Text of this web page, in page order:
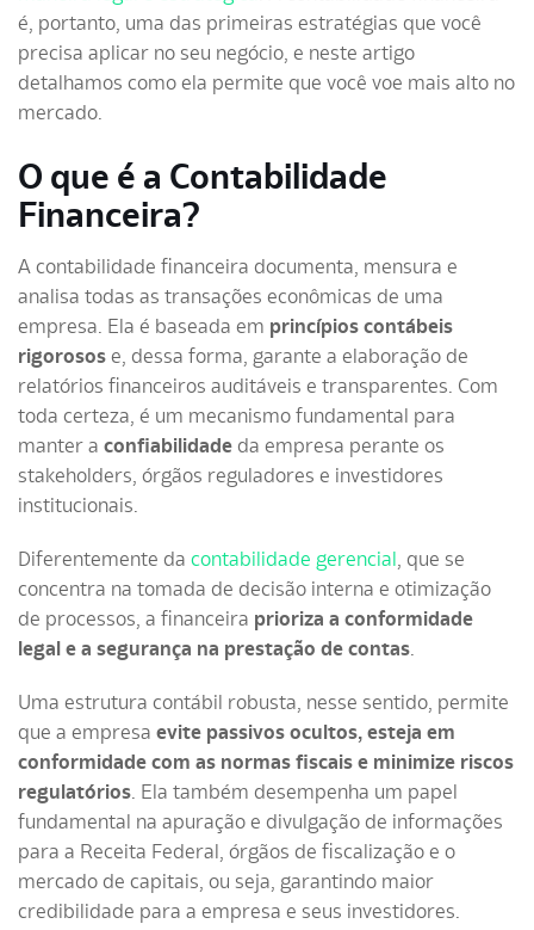
é, portanto, uma das primeiras estratégias que você
precisa aplicar no seu negócio, e neste artigo
detalhamos como ela permite que você voe mais alto no
mercado.
O que é a Contabilidade
Financeira?
A contabilidade financeira documenta, mensura e
analisa todas as transações econômicas de uma
empresa. Ela é baseada em princípios contábeis
rigorosos e, dessa forma, garante a elaboração de
relatórios financeiros auditáveis e transparentes. Com
toda certeza, é um mecanismo fundamental para
manter a confiabilidade da empresa perante os
stakeholders, órgãos reguladores e investidores
institucionais.
Diferentemente da contabilidade gerencial, que se
concentra na tomada de decisão interna e otimização
de processos, a financeira prioriza a conformidade
legal e a segurança na prestação de contas.
Uma estrutura contábil robusta, nesse sentido, permite
que a empresa evite passivos ocultos, esteja em
conformidade com as normas fiscais e minimize riscos
regulatórios. Ela também desempenha um papel
fundamental na apuração e divulgação de informações
para a Receita Federal, órgãos de fiscalização e o
mercado de capitais, ou seja, garantindo maior
credibilidade para a empresa e seus investidores.